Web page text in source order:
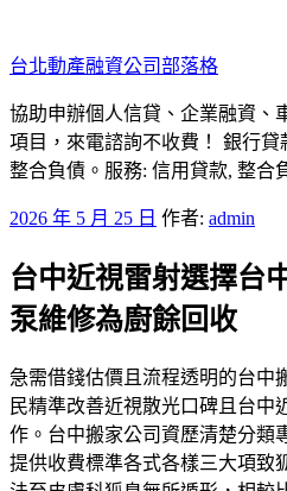
至
主
要
內
容
台北動產融資公司部落格
協助申辦個人信貸、企業融資、
項目，來電諮詢不收費！ 銀行貸
整合負債。服務: 信用貸款, 整合
發
於
2026 年 5 月 25 日 作者: admin
台中近視雷射選擇台
泵維修為廚餘回收
急需借錢估價且流程透明的台中
民精準改善近視散光口碑且台中
作。台中搬家公司資歷清楚分類
提供收費標準各式各樣三大項致